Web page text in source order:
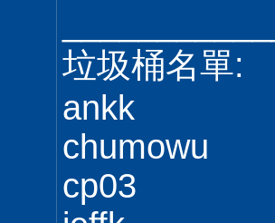
垃圾桶名單:
ankk
chumowu
cp03